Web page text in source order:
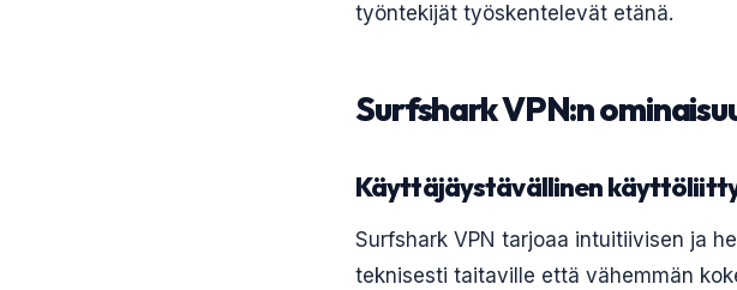
työntekijät työskentelevät etänä.
Surfshark VPN:n
Käyttäjäystävällinen
Surfshark VPN tarjoaa intuitiivisen ja
teknisesti taitaville että vähemmän